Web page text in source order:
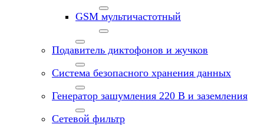
GSM мультичастотный
Подавитель диктофонов и жучков
Система безопасного хранения данных
Генератор зашумления 220 В и заземления
Сетевой фильтр